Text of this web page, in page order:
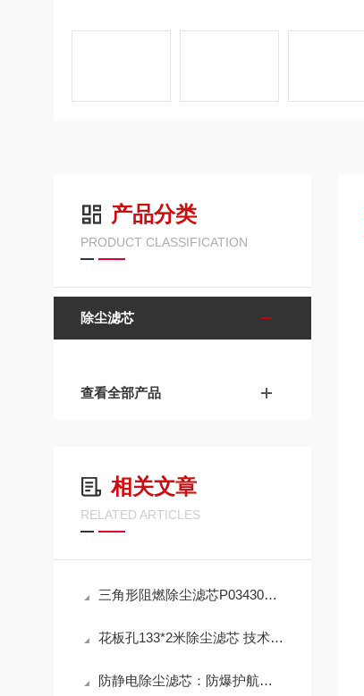
产品分类
PRODUCT CLASSIFICATION
除尘滤芯
查看全部产品
相关文章
RELATED ARTICLES
三角形阻燃除尘滤芯P034303 工作原理
花板孔133*2米除尘滤芯 技术参数
防静电除尘滤芯：防爆护航，高效除尘，守护高危工况安全